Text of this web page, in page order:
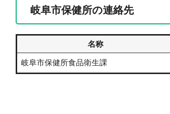
岐阜市保健所の連絡先
名称
岐阜市保健所食品衛生課